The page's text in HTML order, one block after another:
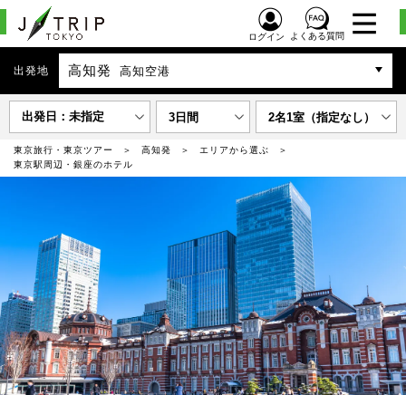
ログイン よくある質問
出発地 高知発 高知空港
出発日：未指定 3日間 2名1室（指定なし）
東京旅行・東京ツアー 高知発
エリアから選ぶ
東京駅周辺・銀座のホテル